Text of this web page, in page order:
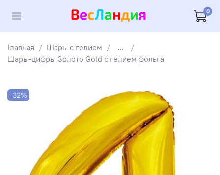
0
Главная Шары с гелием
...
Шары-цифры Золото Gold с гелием фольга
-32%